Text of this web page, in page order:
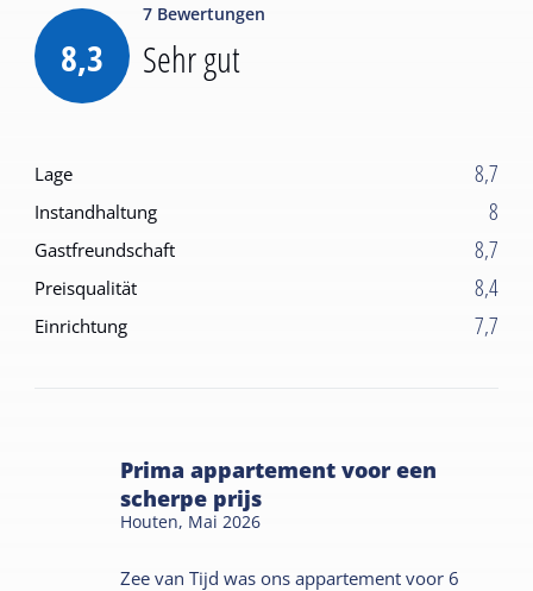
8,3
7 Bewertungen
Sehr gut
Lage 8,7
Instandhaltung 8
Gastfreundschaft 8,7
Preisqualität 8,4
Einrichtung 7,7
Prima appartement voor een
scherpe prijs
Houten, Mai 2026
Zee van Tijd was ons appartement voor 6